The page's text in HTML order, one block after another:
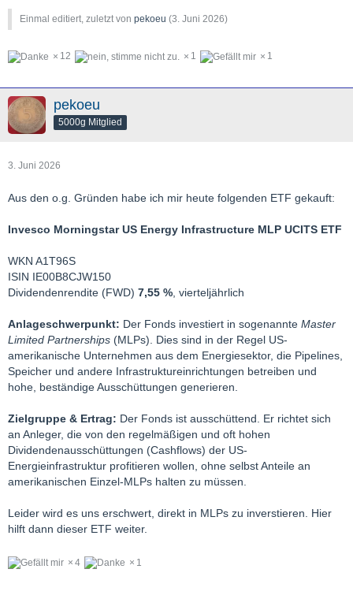
Einmal editiert, zuletzt von pekoeu (3. Juni 2026)
12 1 1
pekoeu
5000g Mitglied
3. Juni 2026
Aus den o.g. Gründen habe ich mir heute folgenden ETF gekauft:
Invesco Morningstar US Energy Infrastructure MLP UCITS ETF
WKN A1T96S
ISIN IE00B8CJW150
Dividendenrendite (FWD) 7,55 % , vierteljährlich
Anlageschwerpunkt: Der Fonds investiert in sogenannte Master
Limited Partnerships (MLPs). Dies sind in der Regel US-
amerikanische Unternehmen aus dem Energiesektor, die Pipelines,
Speicher und andere Infrastruktureinrichtungen betreiben und
hohe, beständige Ausschüttungen generieren.
Zielgruppe & Ertrag: Der Fonds ist ausschüttend. Er richtet sich
an Anleger, die von den regelmäßigen und oft hohen
Dividendenausschüttungen (Cashflows) der US-
Energieinfrastruktur profitieren wollen, ohne selbst Anteile an
amerikanischen Einzel-MLPs halten zu müssen.
Leider wird es uns erschwert, direkt in MLPs zu inverstieren. Hier
hilft dann dieser ETF weiter.
4 1